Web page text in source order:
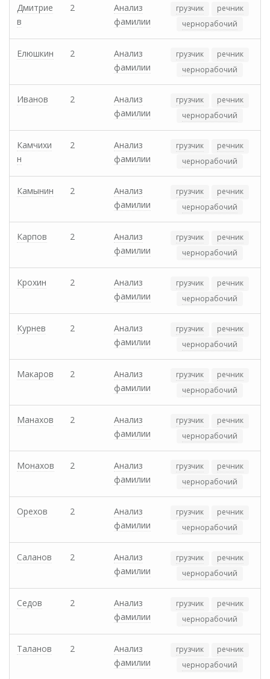
Дмитрие
в
2
Анализ
фамилии
грузчик
речник
чернорабочий
Елюшкин 2
Анализ
фамилии
грузчик
речник
чернорабочий
Иванов 2
Анализ
фамилии
грузчик
речник
чернорабочий
Камчихи
н
2
Анализ
фамилии
грузчик
речник
чернорабочий
Камынин 2
Анализ
фамилии
грузчик
речник
чернорабочий
Карпов 2
Анализ
фамилии
грузчик
речник
чернорабочий
Крохин 2
Анализ
фамилии
грузчик
речник
чернорабочий
Курнев 2
Анализ
фамилии
грузчик
речник
чернорабочий
Макаров 2
Анализ
фамилии
грузчик
речник
чернорабочий
Манахов 2
Анализ
фамилии
грузчик
речник
чернорабочий
Монахов 2
Анализ
фамилии
грузчик
речник
чернорабочий
Орехов 2
Анализ
фамилии
грузчик
речник
чернорабочий
Саланов 2
Анализ
фамилии
грузчик
речник
чернорабочий
Седов 2
Анализ
фамилии
грузчик
речник
чернорабочий
Таланов 2
Анализ
фамилии
грузчик
речник
чернорабочий